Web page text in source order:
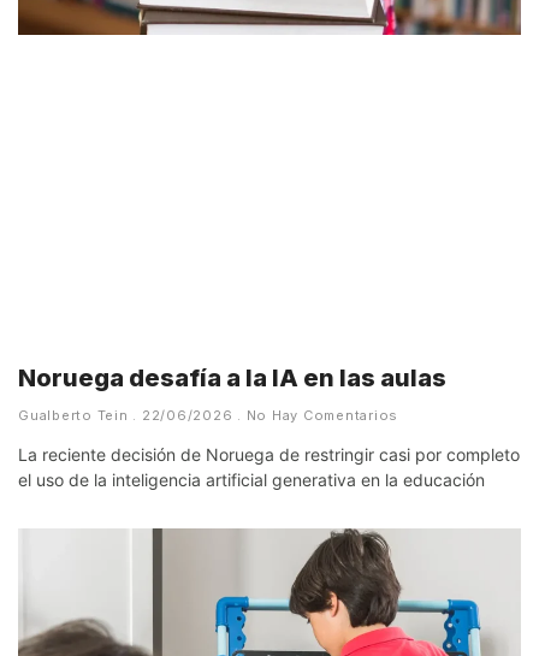
Noruega desafía a la IA en las aulas
Gualberto Tein 22/06/2026 No Hay Comentarios
La reciente decisión de Noruega de restringir casi por completo
el uso de la inteligencia artificial generativa en la educación